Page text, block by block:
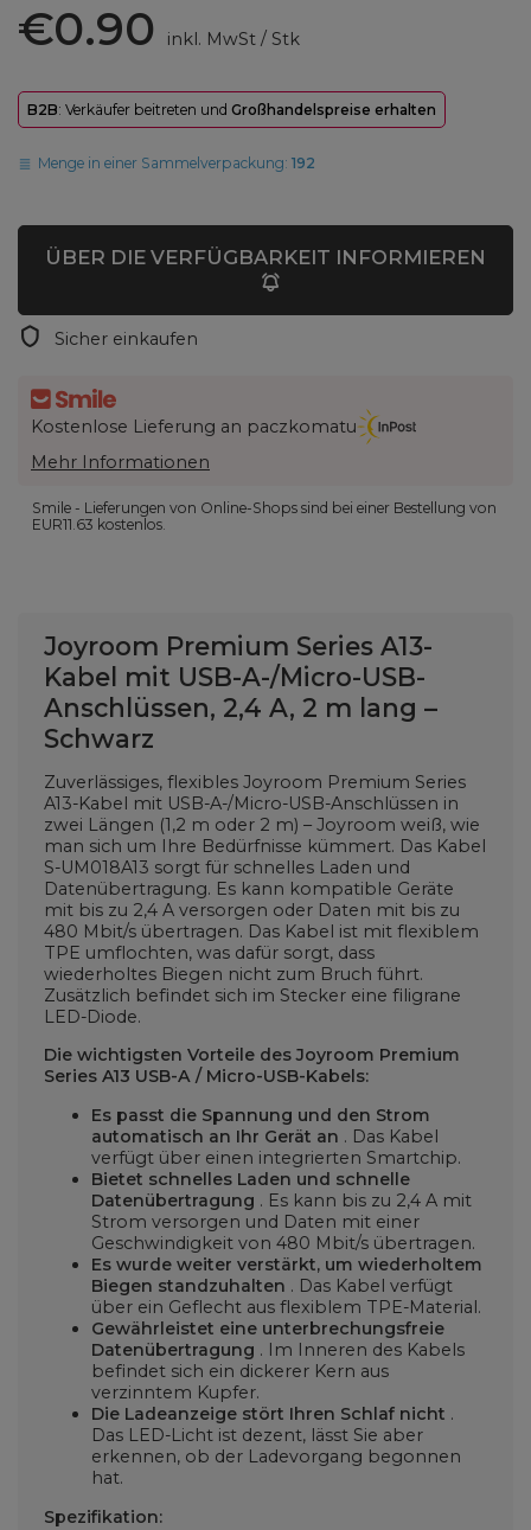
€0.90 inkl. MwSt/ Stk
B2B: Verkäufer beitreten und Großhandelspreise erhalten
Menge in einer Sammelverpackung:192
ÜBER DIE VERFÜGBARKEIT INFORMIEREN
Sicher einkaufen
Kostenlose Lieferung an paczkomatu
Mehr Informationen
Smile - Lieferungen von Online-Shops sind bei einer Bestellung von
EUR11.63 kostenlos.
Joyroom Premium Series A13-
Kabel mit USB-A-/Micro-USB-
Anschlüssen, 2,4 A, 2 m lang –
Schwarz
Zuverlässiges, flexibles Joyroom Premium Series
A13-Kabel mit USB-A-/Micro-USB-Anschlüssen in
zwei Längen (1,2 m oder 2 m) – Joyroom weiß, wie
man sich um Ihre Bedürfnisse kümmert. Das Kabel
S-UM018A13 sorgt für schnelles Laden und
Datenübertragung. Es kann kompatible Geräte
mit bis zu 2,4 A versorgen oder Daten mit bis zu
480 Mbit/s übertragen. Das Kabel ist mit flexiblem
TPE umflochten, was dafür sorgt, dass
wiederholtes Biegen nicht zum Bruch führt.
Zusätzlich befindet sich im Stecker eine filigrane
LED-Diode.
Die wichtigsten Vorteile des Joyroom Premium
Series A13 USB-A / Micro-USB-Kabels:
Es passt die Spannung und den Strom
automatisch an Ihr Gerät an . Das Kabel
verfügt über einen integrierten Smartchip.
Bietet schnelles Laden und schnelle
Datenübertragung . Es kann bis zu 2,4 A mit
Strom versorgen und Daten mit einer
Geschwindigkeit von 480 Mbit/s übertragen.
Es wurde weiter verstärkt, um wiederholtem
Biegen standzuhalten . Das Kabel verfügt
über ein Geflecht aus flexiblem TPE-Material.
Gewährleistet eine unterbrechungsfreie
Datenübertragung . Im Inneren des Kabels
befindet sich ein dickerer Kern aus
verzinntem Kupfer.
Die Ladeanzeige stört Ihren Schlaf nicht .
Das LED-Licht ist dezent, lässt Sie aber
erkennen, ob der Ladevorgang begonnen
hat.
Spezifikation: